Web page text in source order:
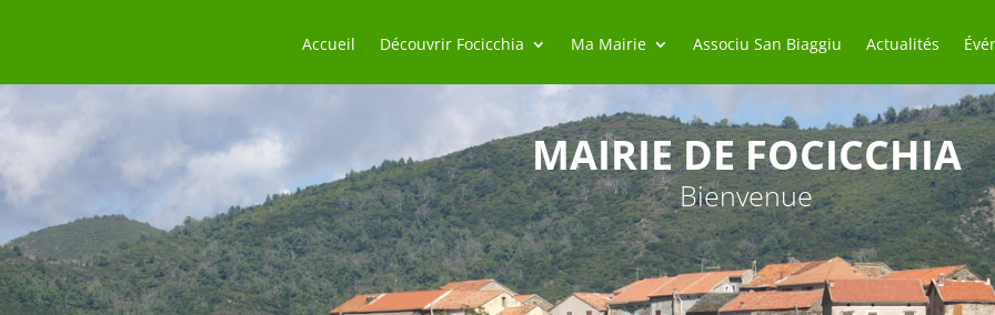
Accueil Découvrir Focicchia Ma Mairie Associu San Biaggiu Actualités
MAIRIE DE FOCICCHIA
Bienvenue